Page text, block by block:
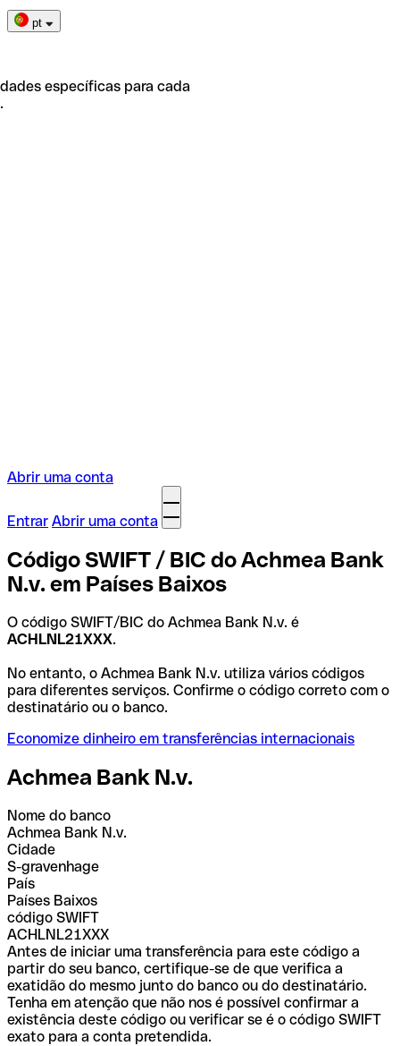
pt
específicas para cada
Abrir uma conta
Entrar Abrir uma conta
Código SWIFT / BIC do Achmea Bank
N.v. em Países Baixos
O código SWIFT/BIC do Achmea Bank N.v. é
ACHLNL21XXX.
No entanto, o Achmea Bank N.v. utiliza vários códigos
para diferentes serviços. Confirme o código correto com o
destinatário ou o banco.
Economize dinheiro em transferências internacionais
Achmea Bank N.v.
Nome do banco
Achmea Bank N.v.
Cidade
S-gravenhage
País
Países Baixos
código SWIFT
ACHLNL21XXX
Antes de iniciar uma transferência para este código a
partir do seu banco, certifique-se de que verifica a
exatidão do mesmo junto do banco ou do destinatário.
Tenha em atenção que não nos é possível confirmar a
existência deste código ou verificar se é o código SWIFT
exato para a conta pretendida.